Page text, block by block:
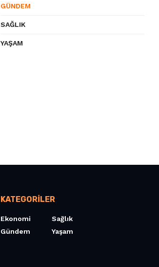
GÜNDEM
SAĞLIK
YAŞAM
KATEGORILER
Ekonomi
Gündem
Sağlık
Yaşam